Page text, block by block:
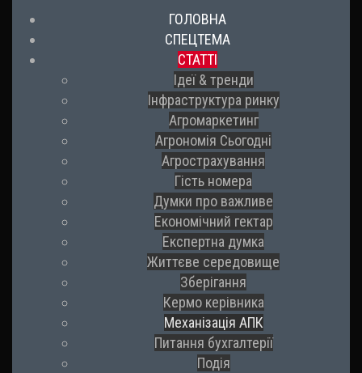
ГОЛОВНА
СПЕЦТЕМА
СТАТТІ
Ідеї & тренди
Інфраструктура ринку
Агромаркетинг
Агрономія Сьогодні
Агрострахування
Гість номера
Думки про важливе
Економічний гектар
Експертна думка
Життєве середовище
Зберігання
Кермо керівника
Механізація АПК
Питання бухгалтерії
Подія